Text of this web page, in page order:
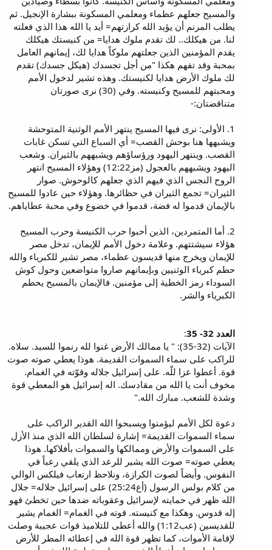
والمسيح جعلهم عظماء ومعلمي المسكونة ببشارة الإنجيل. ثم
يطلب المرنم أن يؤيد الله كرازتهم= أيد يا الله هذا الذي فعلته
لنا. من هيكلك.. لك تقدم ملوك هدايا= من كنيستك هيكلك
يقدم المؤمنين الذين جعلتهم ملوكاً هدايا لك، إيمانهم العامل
بمحبة وقد تفهم هكذا "من أجل تجسدك (هيكل جسدك) تقدم
لك ملوك الأرض هدايا لكنيستك. وهذه تشير لدخول الأمم
ومحبتهم للمسيح وكنيسته. وفي (30) نرى صورتان
متناقضتان:-
1. الأولى: نرى فيها المسيح ينتهر الأمم الوثنية المتوحشة
ويشبهها هنا بوحش القصب= أي السباع التي تسكن غابات
القصب. وينتهر اليهود ورؤساؤهم ويشبههم بالثيران. وشعب
اليهود ويشبههم بالعجول (مز12:22) وهؤلاء المسيح انتهر
الروح النجس الذي فيهم الذي جعلهم كالوحوش. صوار
الثيران= تجمع الثيران في حظائرها. وهؤلاء حين عادوا للمسيح
بالإيمان قدموا له فضة، قدموا في خضوع وفي محبة عطاياهم.
2. أما المتمردين، الذين أحبوا حرب الكنيسة وحرب المسيح
هؤلاء سيشتتهم. وعلامة دخول الأمم للإيمان، تدخل مصر
للإيمان ويخرج منها قديسون عظماء، مصر تشير للكبرياء والله
حطم كبرياء الوثنيين وبإيمانهم صاروا متواضعين وحول كوش
السوداء رمز الخطية إلى مؤمنين. فالإيمان بالمسيح يحطم
الكبرياء والشر.
العدد 32- 35
:
الآيات (32-35): " يا ممالك الأرض غنوا لله رنموا للسيد. سلاه.
للراكب على سماء السموات القديمة. هوذا يعطي صوته صوت
قوة. أعطوا عزا للّه. على إسرائيل جلاله وقوّته في الغمام.
مخوف أنت يا الله من مقادسك. اله إسرائيل هو المعطي قوة
وشدة للشعب. مبارك الله."
دعوة لكل الأمم ليؤمنوا ويسبحوا الله القدير الراكب على
سماء السموات القديمة= إشارة لسلطان الله الذي منذ الأزل
على السموات والأرض وممالكها والسموات بأفلاكها. هوذا
يعطي صوته= صوت الله يشير للرعد الذي يلقي رعباً في
النفوس. وأيضاً لصوت الكرازة، ونلاحظ ارتعاب فيلكس الوالي
من كلام بولس الرسول (أع25:24) على إسرائيل جلاله= جلال
الله ظهر في حمايته لإسرائيل وعقوباته ضدها حين تخطئ فهو
إله قدوس. وهكذا مع كنيسته. قوته في الغمام= الغمام يشير
للقديسين (عب1:12) والله أعطى للتلاميذ قوات عجيبة وصلت
لإقامة الأموات، كما تظهر قوة الله في إعطائه المطر للأرض